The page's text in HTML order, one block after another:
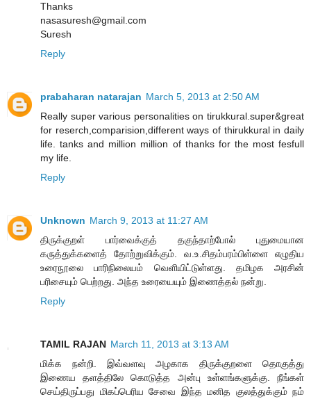
Thanks
nasasuresh@gmail.com
Suresh
Reply
prabaharan natarajan March 5, 2013 at 2:50 AM
Really super various personalities on tirukkural.super&great
for reserch,comparision,different ways of thirukkural in daily
life. tanks and million million of thanks for the most fesfull
my life.
Reply
Unknown March 9, 2013 at 11:27 AM
திருக்குறள் பார்வைக்குத் தகுந்தாற்போல் புதுமையான
கருத்துக்களைத் தோற்றுவிக்கும். வ.உ.சிதம்பரம்பிள்ளை எழுதிய
உரைநூலை பாரிநிலையம் வெளியிட்டுள்ளது. தமிழக அரசின்
பரிசையும் பெற்றது. அந்த உரையையும் இணைத்தல் நன்று.
Reply
TAMIL RAJAN March 11, 2013 at 3:13 AM
மிக்க நன்றி. இவ்வளவு அழகாக திருக்குறளை தொகுத்து
இணைய தளத்திலே கொடுத்த அன்பு உள்ளங்களுக்கு. நீங்கள்
செய்திருப்பது மிகப்பெரிய சேவை இந்த மனித குலத்துக்கும் நம்